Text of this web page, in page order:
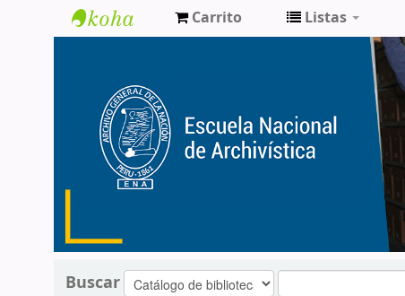
Biblioteca
ENA
Carrito Listas
Buscar